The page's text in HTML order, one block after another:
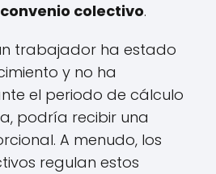
convenio colectivo.
trabajador ha estado
y no ha
el periodo de cálculo
podría recibir una
A menudo, los
regulan estos